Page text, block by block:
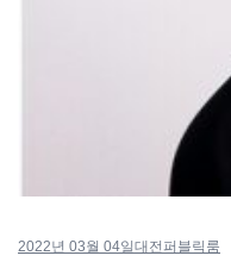
2022년 03월 04일 대전퍼블릭룸